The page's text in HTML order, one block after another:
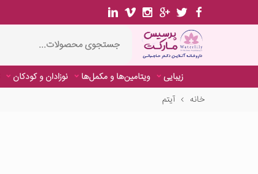
زیبایی ویتامین‌ها و مکمل‌ها نوزادان و کودکان
خانه
آیتم